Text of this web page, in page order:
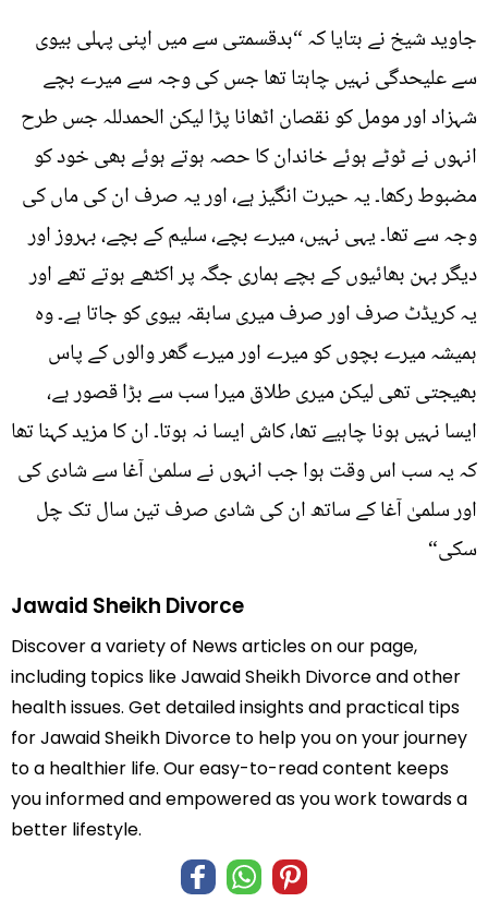
جاوید شیخ نے بتایا کہ “بدقسمتی سے میں اپنی پہلی بیوی
سے علیحدگی نہیں چاہتا تھا جس کی وجہ سے میرے بچے
شہزاد اور مومل کو نقصان اٹھانا پڑا لیکن الحمدللہ جس طرح
انہوں نے ٹوٹے ہوئے خاندان کا حصہ ہوتے ہوئے بھی خود کو
مضبوط رکھا۔ یہ حیرت انگیز ہے، اور یہ صرف ان کی ماں کی
وجہ سے تھا۔ یہی نہیں، میرے بچے، سلیم کے بچے، بہروز اور
دیگر بہن بھائیوں کے بچے ہماری جگہ پر اکٹھے ہوتے تھے اور
یہ کریڈٹ صرف اور صرف میری سابقہ بیوی کو جاتا ہے۔ وہ
ہمیشہ میرے بچوں کو میرے اور میرے گھر والوں کے پاس
بھیجتی تھی لیکن میری طلاق میرا سب سے بڑا قصور ہے،
ایسا نہیں ہونا چاہیے تھا، کاش ایسا نہ ہوتا۔ ان کا مزید کہنا تھا
کہ یہ سب اس وقت ہوا جب انہوں نے سلمیٰ آغا سے شادی کی
اور سلمیٰ آغا کے ساتھ ان کی شادی صرف تین سال تک چل
سکی“
Jawaid Sheikh Divorce
Discover a variety of News articles on our page,
including topics like Jawaid Sheikh Divorce and other
health issues. Get detailed insights and practical tips
for Jawaid Sheikh Divorce to help you on your journey
to a healthier life. Our easy-to-read content keeps
you informed and empowered as you work towards a
better lifestyle.